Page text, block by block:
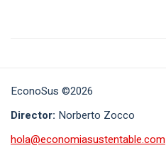
EconoSus ©2026
Director: Norberto Zocco
hola@economiasustentable.com